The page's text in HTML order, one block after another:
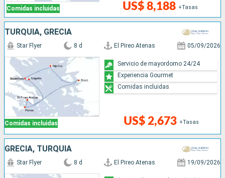
Comidas incluidas US$ 8,188 +Tasas
TURQUÍA, GRECIA
Comidas incluidas
Star Flyer 8 d El Pireo Atenas 05/09/2026
US$ 2,673 +Tasas
Servicio de mayordomo 24/24
Experiencia Gourmet
Comidas incluidas
GRECIA, TURQUÍA
Star Flyer 8 d El Pireo Atenas 19/09/2026